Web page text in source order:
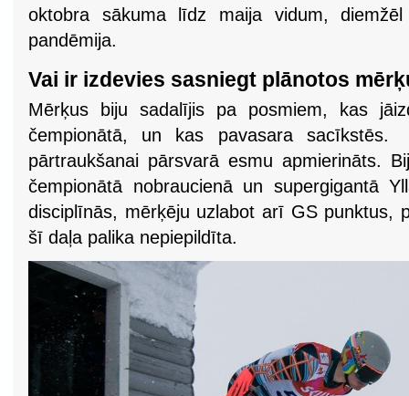
oktobra sākuma līdz maija vidum,
pandēmija.
Vai ir izdevies sasniegt plānotos
Mērķus biju sadalījis pa posmiem, kas
čempionātā, un kas pavasara
pārtraukšanai pārsvarā esmu apmierināts.
čempionātā nobraucienā un supergigantā
disciplīnās, mērķēju uzlabot arī GS punktus,
šī daļa palika nepiepildīta.